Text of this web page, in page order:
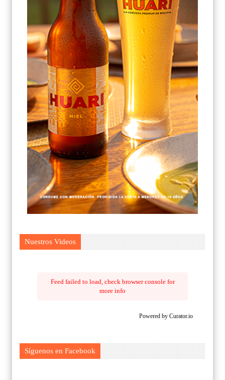
Nuestros Videos
Feed failed to load, check browser console for
more info
Powered by Curator.io
Síguenos en Facebook